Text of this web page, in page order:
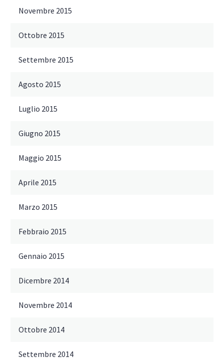
Novembre 2015
Ottobre 2015
Settembre 2015
Agosto 2015
Luglio 2015
Giugno 2015
Maggio 2015
Aprile 2015
Marzo 2015
Febbraio 2015
Gennaio 2015
Dicembre 2014
Novembre 2014
Ottobre 2014
Settembre 2014